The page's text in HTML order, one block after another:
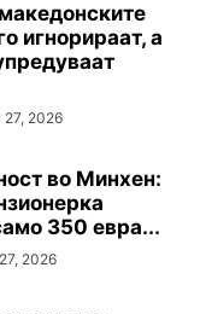
игнорираат, а
27, 2026
во Минхен:
350 евра...
2026